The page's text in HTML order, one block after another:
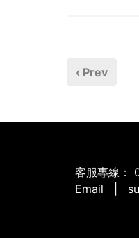
‹ Prev
客服專線：
Email |